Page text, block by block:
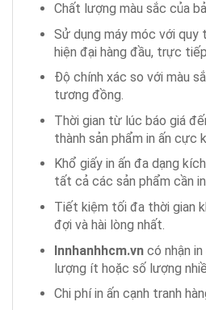
Chất lượng màu sắc của
Sử dụng máy móc với quy
hiện đại hàng đầu, trực
Độ chính xác so với màu
tương đồng.
Thời gian từ lúc báo giá
thành sản phẩm in ấn cực
Khổ giấy in ấn đa dạng
tất cả các sản phẩm cần in
Tiết kiệm tối đa thời gian
đợi và hài lòng nhất.
Innhanhhcm.vncó nhận in
lượng ít hoặc số lượng
Chi phí in ấn cạnh tranh